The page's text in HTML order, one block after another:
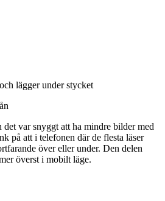
lägger under stycket
var snyggt att ha mindre bilder med
på att i telefonen där de flesta läser
över eller under. Den delen
överst i mobilt läge.